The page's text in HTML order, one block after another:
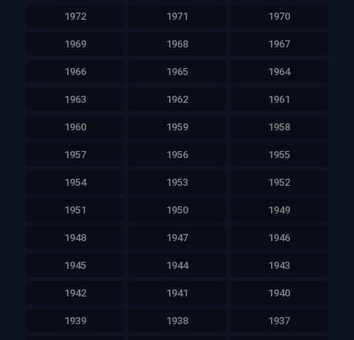
1972 1971 1970
1969 1968 1967
1966 1965 1964
1963 1962 1961
1960 1959 1958
1957 1956 1955
1954 1953 1952
1951 1950 1949
1948 1947 1946
1945 1944 1943
1942 1941 1940
1939 1938 1937